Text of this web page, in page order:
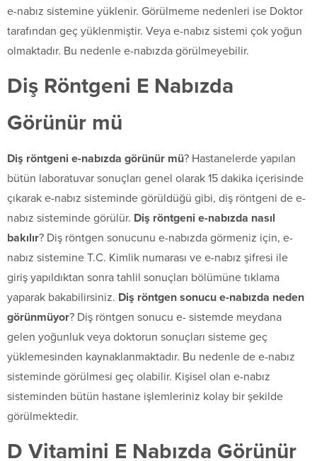
e-nabız sistemine yüklenir. Görülmeme nedenleri ise Doktor
tarafından geç yüklenmiştir. Veya e-nabız sistemi çok yoğun
olmaktadır. Bu nedenle e-nabızda görülmeyebilir.
Diş Röntgeni E Nabızda
Görünür mü
Diş röntgeni e-nabızda görünür mü? Hastanelerde yapılan
bütün laboratuvar sonuçları genel olarak 15 dakika içerisinde
çıkarak e-nabız sisteminde görüldüğü gibi, diş röntgeni de e-
nabız sisteminde görülür. Diş röntgeni e-nabızda nasıl
bakılır? Diş röntgen sonucunu e-nabızda görmeniz için, e-
nabız sistemine T.C. Kimlik numarası ve e-nabız şifresi ile
giriş yapıldıktan sonra tahlil sonuçları bölümüne tıklama
yaparak bakabilirsiniz. Diş röntgen sonucu e-nabızda neden
görünmüyor? Diş röntgen sonucu e- sistemde meydana
gelen yoğunluk veya doktorun sonuçları sisteme geç
yüklemesinden kaynaklanmaktadır. Bu nedenle de e-nabız
sisteminde görülmesi geç olabilir. Kişisel olan e-nabız
sisteminden bütün hastane işlemleriniz kolay bir şekilde
görülmektedir.
D Vitamini E Nabızda Görünür